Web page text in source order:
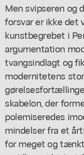
Men svipseren og
forsvar er ikke
kunstbegrebet i
argumentation
tvangsindlagt og
modernitetens
skabelon, der
polemiseredes
mindelser fra et
for meget og